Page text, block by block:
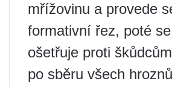
mřížovinu a provede
formativní řez, poté
ošetřuje proti
po sběru všech